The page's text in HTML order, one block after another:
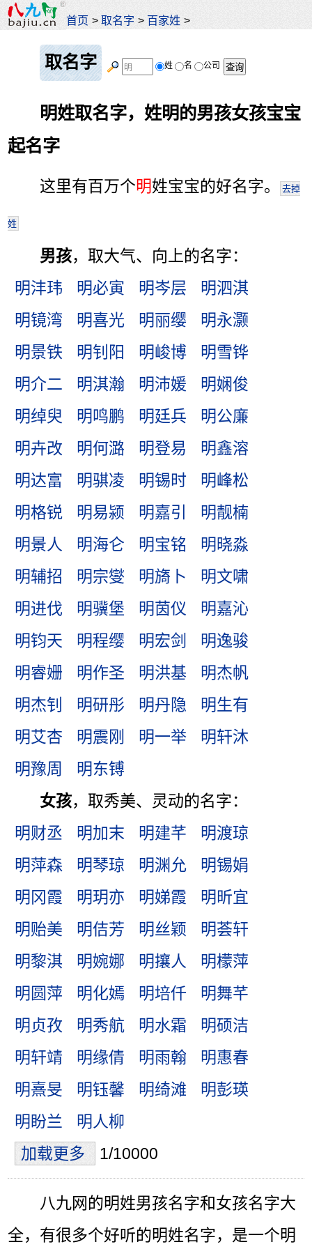
首页 >取名字 > 百家姓 >
取名字 姓 名 公司
明姓取名字，姓明的男孩女孩宝宝
起名字
这里有百万个明姓宝宝的好名字。 去掉
姓
男孩，取大气、向上的名字：
明沣玮
明必寅 明岑层
明泗淇
明镜湾
明喜光 明丽缨
明永灏
明景铁
明钊阳 明峻博
明雪铧
明介二
明淇瀚 明沛媛
明娴俊
明绰臾
明鸣鹏 明廷兵
明公廉
明卉改
明何潞 明登易
明鑫溶
明达富
明骐凌 明锡时
明峰松
明格锐
明易颍 明嘉引
明靓楠
明景人
明海仑 明宝铭
明晓淼
明辅招
明宗燮 明旖卜
明文啸
明进伐
明骥堡 明茵仪
明嘉沁
明钧天
明程缨 明宏剑
明逸骏
明睿姗
明作圣 明洪基
明杰帆
明杰钊
明研彤 明丹隐
明生有
明艾杏
明震刚 明一举
明轩沐
明豫周
明东镈
女孩，取秀美、灵动的名字：
明财丞
明加末 明建芊
明渡琼
明萍森
明琴琼 明渊允
明锡娟
明冈霞
明玥亦 明娣霞
明昕宜
明贻美
明佶芳 明丝颖
明荟轩
明黎淇
明婉娜 明攘人
明檬萍
明圆萍
明化嫣 明培仟
明舞芊
明贞孜
明秀航 明水霜
明硕洁
明轩靖
明缘倩 明雨翰
明惠春
明熹旻
明钰馨 明绮滩
明彭瑛
明盼兰
明人柳
加载更多
1/10000
八九网的明姓男孩名字和女孩名字大
全，有很多个好听的明姓名字，是一个明